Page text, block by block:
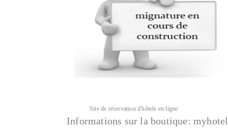
Site de réservation d'hôtels en ligne
Informations sur la boutique: